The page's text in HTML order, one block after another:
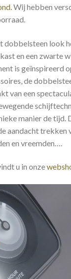
Wij hebben
dobbelsteen look
en een zwarte
is geïnspireerd
de
van een
manier de tijd.
aandacht trekken
en vreemden….
u in onze